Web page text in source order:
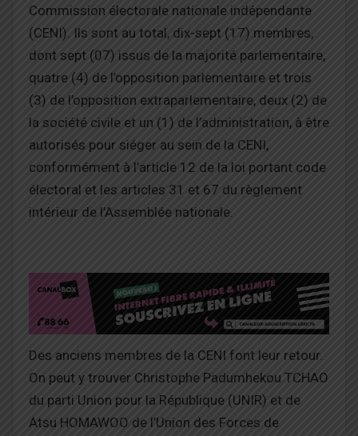
Commission électorale nationale indépendante
(CENI). Ils sont au total, dix-sept (17) membres,
dont sept (07) issus de la majorité parlementaire,
quatre (4) de l’opposition parlementaire et trois
(3) de l’opposition extraparlementaire, deux (2) de
la société civile et un (1) de l’administration, à être
autorisés pour siéger au sein de la CENI,
conformément à l’article 12 de la loi portant code
électoral et les articles 31 et 67 du règlement
intérieur de l’Assemblée nationale.
Des anciens membres de la CENI font leur retour.
On peut y trouver Christophe Padumhekou TCHAO
du parti Union pour la République (UNIR) et de
Atsu HOMAWOO de l’Union des Forces de